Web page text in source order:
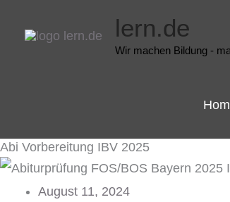
Inhalt
lern.de
Wir machen Bildung -
Abi Vorbereitung IBV 2025
August 11, 2024